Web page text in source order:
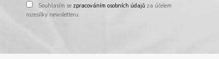
Souhlasím se zpracováním osobních údajů za účelem
rozesílky newsletteru.